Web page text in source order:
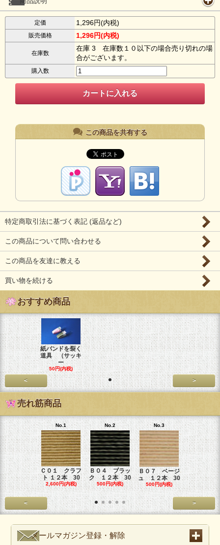
定価 1,296円(内税)
販売価格 1,296円(内税)
在庫数
在庫 3 在庫数１０以下の場合売り切れの場
合がございます。
購入数
この商品を共有する
特定商取引法に基づく表記 (返品など)
この商品について問い合わせる
この商品を友達に教える
買い物を続ける
おすすめ商品
紙バンドを裂く
道具 （サッキ
ー
50円(内税)
< >
売れ筋商品
No.1
Ｃ０１ クラフ
ト １２本 30
2,600円(内税)
No.2
Ｂ０４ ブラッ
ク １２本 30
500円(内税)
No.3
Ｂ０７ ベージ
ュ １２本 30
500円(内税)
No.4
Ｂ０６ カ
オーレ
本
500円(内
< >
メールマガジン登録・解除